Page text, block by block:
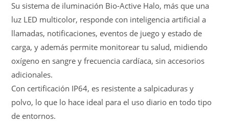
Su sistema de iluminación Bio-Active Halo, más que una
luz LED multicolor, responde con inteligencia artificial a
llamadas, notificaciones, eventos de juego y estado de
carga, y además permite monitorear tu salud, midiendo
oxígeno en sangre y frecuencia cardíaca, sin accesorios
adicionales.
Con certificación IP64, es resistente a salpicaduras y
polvo, lo que lo hace ideal para el uso diario en todo tipo
de entornos.